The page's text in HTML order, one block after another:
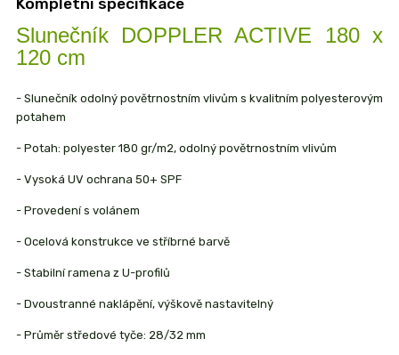
Kompletní specifikace
Slunečník DOPPLER ACTIVE 180 x
120 cm
- Slunečník odolný povětrnostním vlivům s kvalitním polyesterovým
potahem
- Potah: polyester 180 gr/m2, odolný povětrnostním vlivům
- Vysoká UV ochrana 50+ SPF
- Provedení s volánem
- Ocelová konstrukce ve stříbrné barvě
- Stabilní ramena z U-profilů
- Dvoustranné naklápění, výškově nastavitelný
- Průměr středové tyče: 28/32 mm